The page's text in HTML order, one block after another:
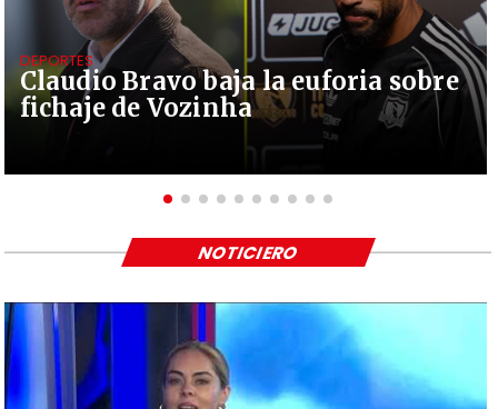
Claudio Bravo baja la euforia sobre
fichaje de Vozinha
DEPORTES
NOTICIERO